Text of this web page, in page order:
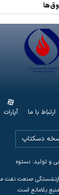
ارتباط با ما آپارات
دسکتاپ
و تولید: نستوه
صنعت نفت
بلامانع است.